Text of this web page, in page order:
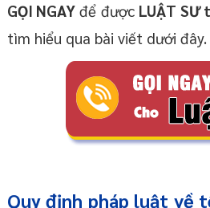
GỌI NGAY để được LUẬT SƯ
tìm hiểu qua bài viết dưới đây.
Quy định pháp luật về